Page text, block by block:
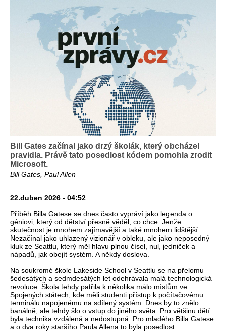
Bill Gates začínal jako drzý školák, který obcházel
pravidla. Právě tato posedlost kódem pomohla zrodit
Microsoft.
Bill Gates, Paul Allen
22.duben 2026 - 04:52
Příběh Billa Gatese se dnes často vypráví jako legenda o
géniovi, který od dětství přesně věděl, co chce. Jenže
skutečnost je mnohem zajímavější a také mnohem lidštější.
Nezačínal jako uhlazený vizionář v obleku, ale jako neposedný
kluk ze Seattlu, který měl hlavu plnou čísel, nul, jedniček a
nápadů, jak obejít systém. A někdy doslova.
Na soukromé škole Lakeside School v Seattlu se na přelomu
šedesátých a sedmdesátých let odehrávala malá technologická
revoluce. Škola tehdy patřila k několika málo místům ve
Spojených státech, kde měli studenti přístup k počítačovému
terminálu napojenému na sdílený systém. Dnes by to znělo
banálně, ale tehdy šlo o vstup do jiného světa. Pro většinu dětí
byla technika vzdálená a nedostupná. Pro mladého Billa Gatese
a o dva roky staršího Paula Allena to byla posedlost.